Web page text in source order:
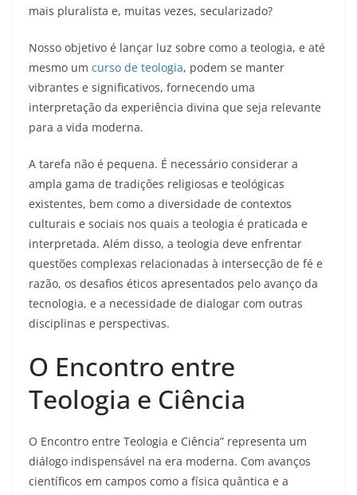
mais pluralista e, muitas vezes, secularizado?
Nosso objetivo é lançar luz sobre como a teologia, e até
mesmo um curso de teologia, podem se manter
vibrantes e significativos, fornecendo uma
interpretação da experiência divina que seja relevante
para a vida moderna.
A tarefa não é pequena. É necessário considerar a
ampla gama de tradições religiosas e teológicas
existentes, bem como a diversidade de contextos
culturais e sociais nos quais a teologia é praticada e
interpretada. Além disso, a teologia deve enfrentar
questões complexas relacionadas à intersecção de fé e
razão, os desafios éticos apresentados pelo avanço da
tecnologia, e a necessidade de dialogar com outras
disciplinas e perspectivas.
O Encontro entre
Teologia e Ciência
O Encontro entre Teologia e Ciência” representa um
diálogo indispensável na era moderna. Com avanços
científicos em campos como a física quântica e a